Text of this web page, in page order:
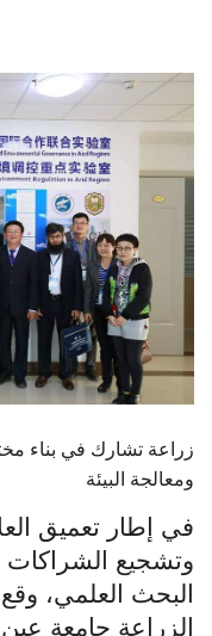
زراعة تشارك في بناء
ومعالجة البيئة
في إطار تعميق
وتشجيع الشراكات
البحث العلمي،
الزراعة جامعة